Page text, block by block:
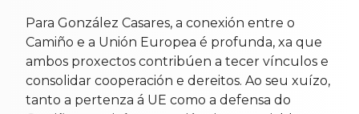
Para González Casares, a conexión entre o
Camiño e a Unión Europea é profunda, xa que
ambos proxectos contribúen a tecer vínculos e
consolidar cooperación e dereitos. Ao seu xuízo,
tanto a pertenza á UE como a defensa do